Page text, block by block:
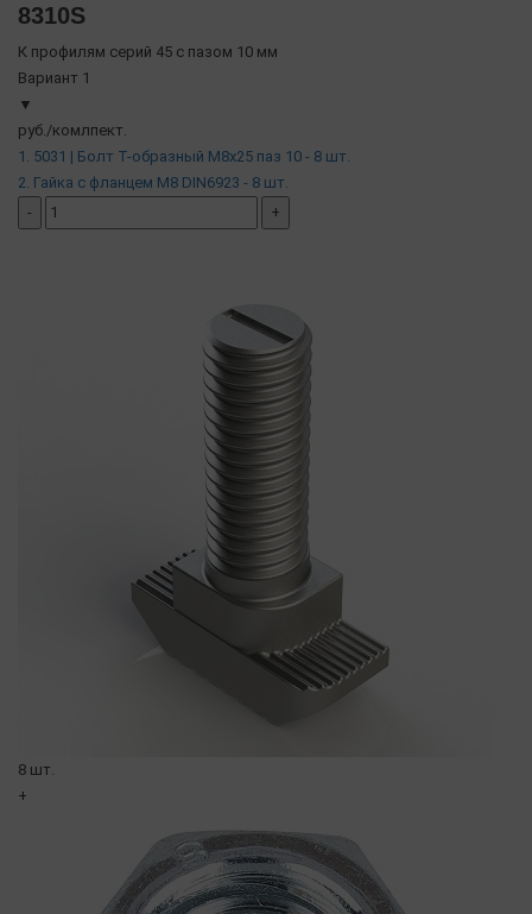
8310S
К профилям серий 45 с пазом 10 мм
Вариант 1
▼
руб./комлпект.
1. 5031 | Болт Т-образный М8х25 паз 10 - 8 шт.
2. Гайка с фланцем М8 DIN6923 - 8 шт.
-
+
8 шт.
+